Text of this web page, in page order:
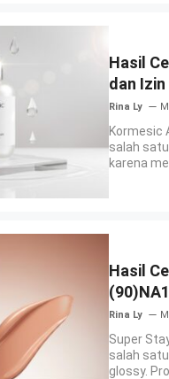
Hasil
dan Izin
Rina Ly
Kormesic
salah
karena
Hasil
Rina Ly
Super
salah
glossy.